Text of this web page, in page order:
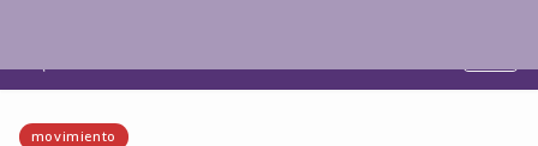
movimiento